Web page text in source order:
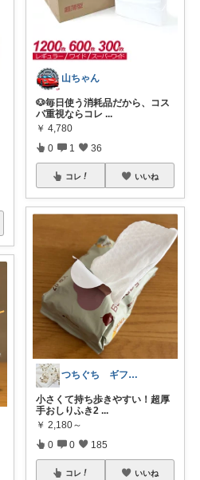
山ちゃん
🐶毎日使う消耗品だから、コス
パ重視ならコレ ...
￥ 4,780
0 1 36
コレ いいね
つちぐち ギフト*暮らし
小さくて持ち歩きやすい！超厚
手おしりふき2 ...
￥ 2,180～
0 0 185
コレ いいね